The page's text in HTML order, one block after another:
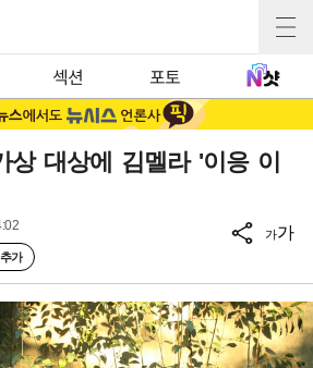
섹션 포토
상 대상에 김멜라 '이응 이
가
가가